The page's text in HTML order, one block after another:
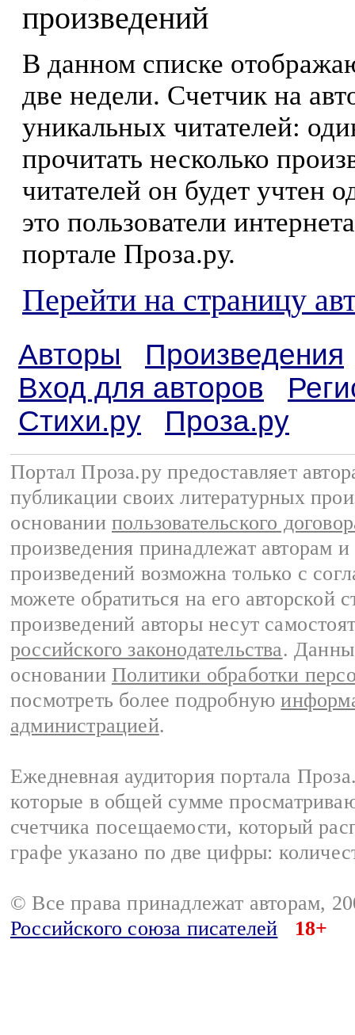
произведений
В данном списке
две недели. Счетчик на
уникальных читателей:
прочитать несколько
читателей он будет учтен
это пользователи
портале Проза.ру.
Перейти на страницу
Авторы
Произведения
Вход для авторов
Стихи.ру
Проза.ру
Портал Проза.ру предоставляет
публикации своих литературных
основании пользовательского
произведения принадлежат авторам
произведений возможна только с
можете обратиться на его авторской
произведений авторы несут
российского законодательства.
основании Политики обработки
посмотреть более подробную
администрацией.
Ежедневная аудитория портала
которые в общей сумме
счетчика посещаемости, который
графе указано по две цифры:
© Все права принадлежат авторам,
Российского союза писателей
18+